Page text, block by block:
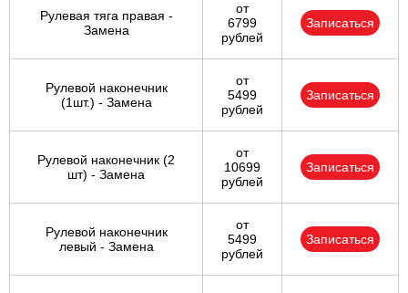
Рулевая тяга правая -
Замена
от
6799
рублей
Записаться
Рулевой наконечник
(1шт.) - Замена
от
5499
рублей
Записаться
Рулевой наконечник (2
шт) - Замена
от
10699
рублей
Записаться
Рулевой наконечник
левый - Замена
от
5499
рублей
Записаться